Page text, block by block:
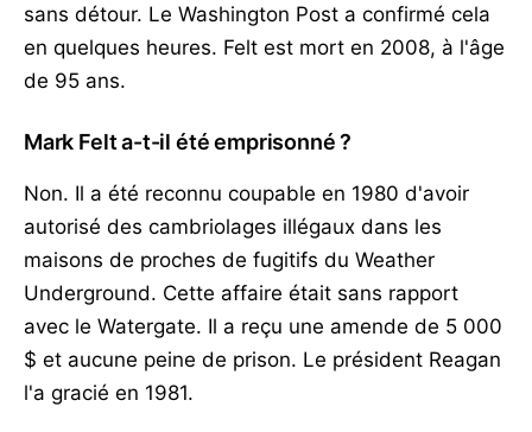
sans détour. Le Washington Post a confirmé cela
en quelques heures. Felt est mort en 2008, à l'âge
de 95 ans.
Mark Felt a-t-il été emprisonné ?
Non. Il a été reconnu coupable en 1980 d'avoir
autorisé des cambriolages illégaux dans les
maisons de proches de fugitifs du Weather
Underground. Cette affaire était sans rapport
avec le Watergate. Il a reçu une amende de 5 000
$ et aucune peine de prison. Le président Reagan
l'a gracié en 1981.